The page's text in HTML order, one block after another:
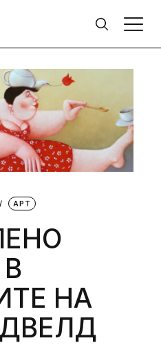
АРТ
НА